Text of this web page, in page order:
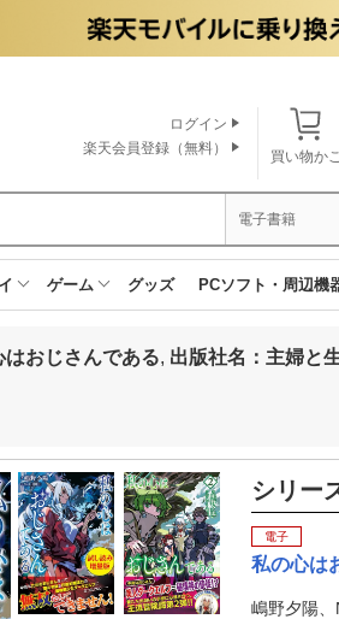
買い物か
ログイン
楽天会員登録（無料）
電子書籍
ゲーム グッズ PCソフト・周辺機
おじさんである, 出版社名：主婦と
シリー
電子
私の心は
嶋野夕陽、